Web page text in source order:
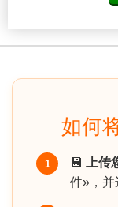
如何
1 💾 上传
件»，并